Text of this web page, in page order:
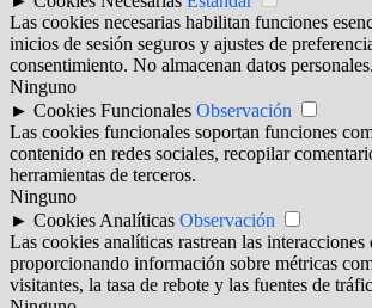
Las cookies necesarias habilitan funciones
inicios de sesión seguros y ajustes de
consentimiento. No almacenan datos personales.
Ninguno
► Cookies Funcionales Observación
Las cookies funcionales soportan funciones
contenido en redes sociales, recopilar
herramientas de terceros.
Ninguno
► Cookies Analíticas Observación
Las cookies analíticas rastrean las interacciones
proporcionando información sobre métricas
visitantes, la tasa de rebote y las fuentes de